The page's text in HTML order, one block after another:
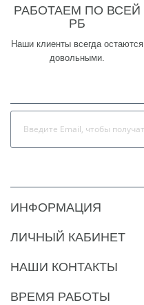
РАБОТАЕМ ПО ВСЕЙ
РБ
Наши клиенты всегда остаются
довольными.
ИНФОРМАЦИЯ
ЛИЧНЫЙ КАБИНЕТ
НАШИ КОНТАКТЫ
ВРЕМЯ РАБОТЫ